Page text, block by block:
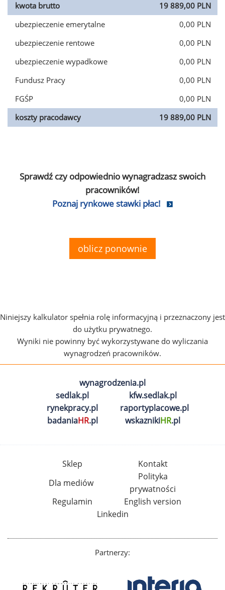
kwota brutto
19 889,00 PLN
ubezpieczenie emerytalne
0,00 PLN
ubezpieczenie rentowe
0,00 PLN
ubezpieczenie wypadkowe
0,00 PLN
Fundusz Pracy
0,00 PLN
FGŚP
0,00 PLN
koszty pracodawcy
19 889,00 PLN
Sprawdź czy odpowiednio wynagradzasz swoich
pracowników!
Poznaj rynkowe stawki płac!
oblicz ponownie
Niniejszy kalkulator spełnia rolę informacyjną i przeznaczony jest
do użytku prywatnego.
Wyniki nie powinny być wykorzystywane do wyliczania
wynagrodzeń pracowników.
wynagrodzenia.pl
sedlak.pl
kfw.sedlak.pl
rynekpracy.pl
raportyplacowe.pl
badaniaHR.pl wskaznikiHR.pl
Sklep
Kontakt
Dla mediów
Polityka
prywatności
Regulamin
English version
Linkedin
Partnerzy: